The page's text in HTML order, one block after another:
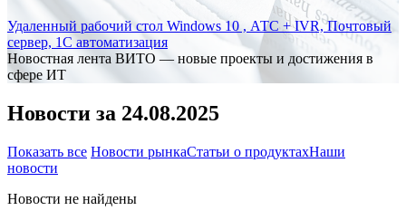
Удаленный рабочий стол Windows 10 , АТС + IVR, Почтовый
сервер, 1С автоматизация
Новостная лента ВИТО — новые проекты и достижения в
сфере ИТ
Новости за 24.08.2025
Показать все Новости рынкаСтатьи о продуктахНаши
новости
Новости не найдены